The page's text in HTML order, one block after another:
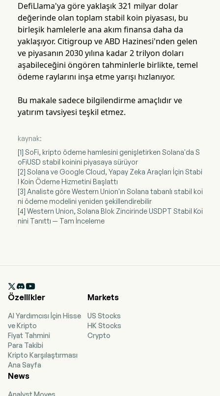
DefiLlama'ya göre yaklaşık 321 milyar dolar
değerinde olan toplam stabil koin piyasası, bu
birleşik hamlelerle ana akım finansa daha da
yaklaşıyor. Citigroup ve ABD Hazinesi'nden gelen
ve piyasanın 2030 yılına kadar 2 trilyon doları
aşabileceğini öngören tahminlerle birlikte, temel
ödeme raylarını inşa etme yarışı hızlanıyor.
Bu makale sadece bilgilendirme amaçlıdır ve
yatırım tavsiyesi teşkil etmez.
kaynak:
[1] SoFi, kripto ödeme hamlesini genişletirken Solana'da S
oFiUSD stabil koinini piyasaya sürüyor
[2] Solana ve Google Cloud, Yapay Zeka Araçları İçin Stabi
l Koin Ödeme Hizmetini Başlattı
[3] Analiste göre Western Union'ın Solana tabanlı stabil koi
ni ödeme modelini yeniden şekillendirebilir
[4] Western Union, Solana Blok Zincirinde USDPT Stabil Koi
nini Tanıttı — Tam İnceleme

Özellikler
AI Yardımcısı İçin Hisse
ve Kripto
Fiyat Tahmini
Para Takibi
Kripto Karşılaştırması
Ana Sayfa
Markets
US Stocks
HK Stocks
Crypto
News
Analyst Moves